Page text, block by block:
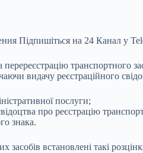
Підпишіться на 24 Канал у
транспортного
видачу реєстраційного
послуги;
про реєстрацію
знака.
засобів встановлені такі